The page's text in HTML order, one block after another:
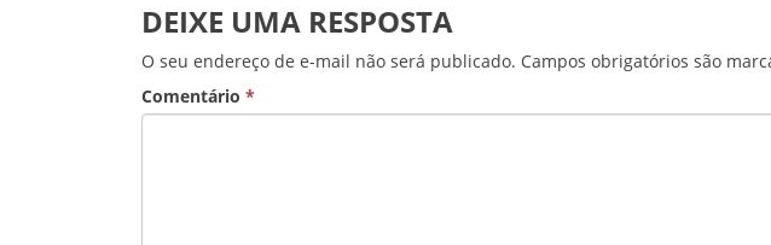
DEIXE UMA RESPOSTA
O seu endereço de e-mail não será publicado. Campos obrigatórios são
Comentário *